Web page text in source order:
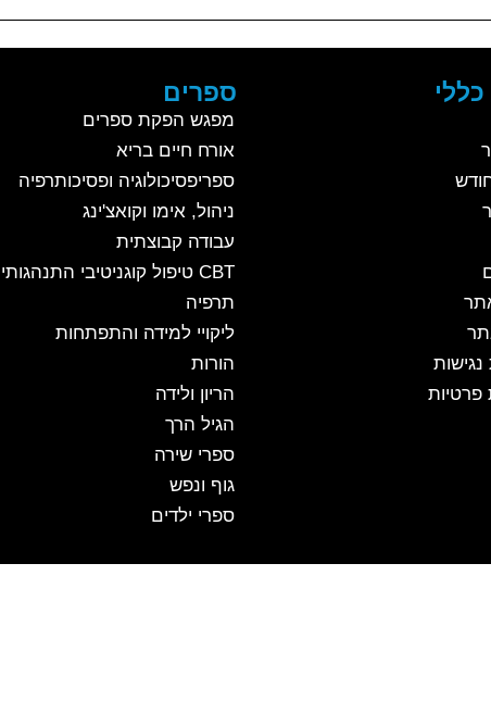
פרטיות
ספרים
מפגש הפקת ספרים
אורח חיים בריא
ספריפסיכולוגיה ופסיכותרפיה
ניהול, אימו וקואצ'ינג
עבודה קבוצתית
CBT טיפול קוגניטיבי התנהגותי
תרפיה
ליקויי למידה והתפתחות
הורות
הריון ולידה
הגיל הרך
ספרי שירה
גוף ונפש
ספרי ילדים